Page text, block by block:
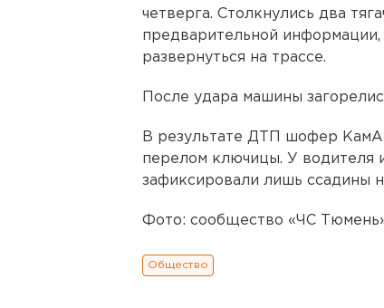
четверга. Столкнулись два
предварительной информации,
развернуться на трассе.
После удара машины
В результате ДТП шофер
перелом ключицы. У водителя
зафиксировали лишь ссадины
Фото: сообщество «ЧС
Общество